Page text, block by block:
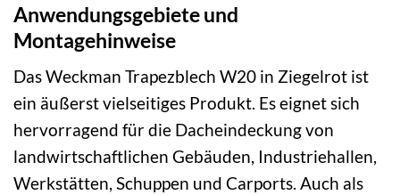
Anwendungsgebiete und
Montagehinweise
Das Weckman Trapezblech W20 in Ziegelrot ist
ein äußerst vielseitiges Produkt. Es eignet sich
hervorragend für die Dacheindeckung von
landwirtschaftlichen Gebäuden, Industriehallen,
Werkstätten, Schuppen und Carports. Auch als